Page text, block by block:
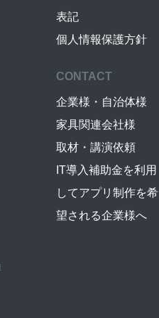
表記
個人情報保護方針
CONTACT
企業様・自治体様
家具関連会社様
取材・講演依頼
IT導入補助金を利用
してアプリ制作を希
望される企業様へ